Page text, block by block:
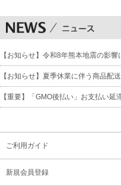
【お知らせ】令和8年熊本地震の影
【お知らせ】夏季休業に伴う商品配
【重要】「GMO後払い」お支払い
ご利用ガイド
新規会員登録